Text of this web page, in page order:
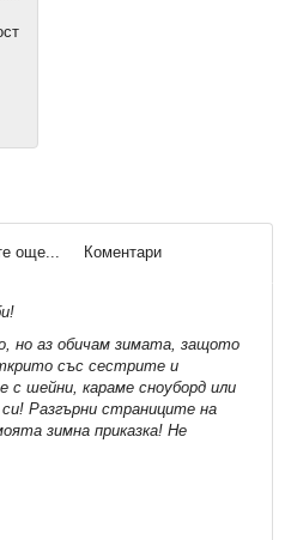
още... Коментари
но аз обичам зимата, защото
със сестрите и
с шейни, караме сноуборд или
Разгърни страниците на
зимна приказка! Не